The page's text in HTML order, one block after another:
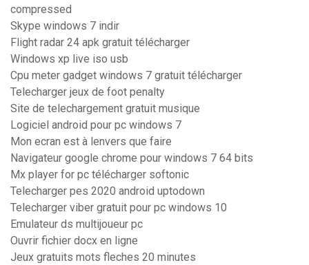
compressed
Skype windows 7 indir
Flight radar 24 apk gratuit télécharger
Windows xp live iso usb
Cpu meter gadget windows 7 gratuit télécharger
Telecharger jeux de foot penalty
Site de telechargement gratuit musique
Logiciel android pour pc windows 7
Mon ecran est à lenvers que faire
Navigateur google chrome pour windows 7 64 bits
Mx player for pc télécharger softonic
Telecharger pes 2020 android uptodown
Telecharger viber gratuit pour pc windows 10
Emulateur ds multijoueur pc
Ouvrir fichier docx en ligne
Jeux gratuits mots fleches 20 minutes